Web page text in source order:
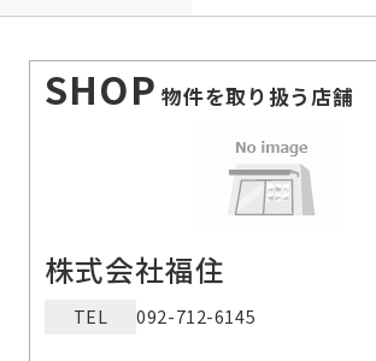
SHOP 物件を取り扱う店舗
株式会社福住
TEL 092-712-6145